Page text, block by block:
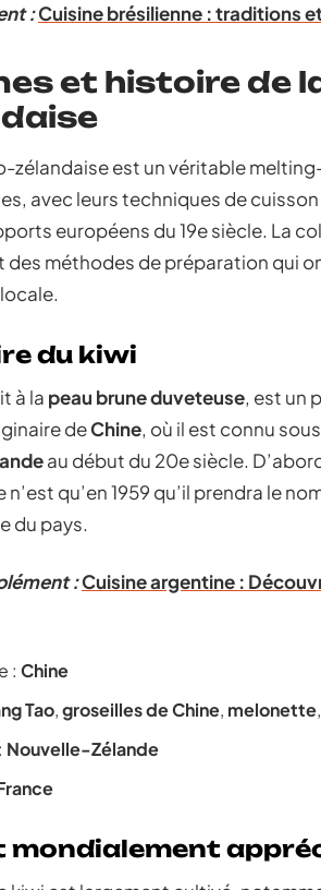
:Cuisine brésilienne : traditions
et histoire de
zélandaise est un véritable
avec leurs techniques de
européens du 19e siècle. La
des méthodes de préparation qui
du kiwi
à la peau brune duveteuse, est un
deChine, où il est connu
au début du 20e siècle.
n’est qu’en 1959 qu’il prendra le
du pays.
:Cuisine argentine :
: Chine
Tao,groseilles de Chine, melonette,
Nouvelle-Zélande
mondialement